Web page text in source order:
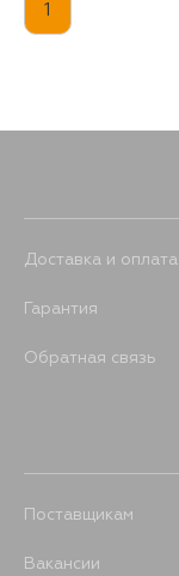
1
Доставка и оплата
Гарантия
Обратная связь
Поставщикам
Вакансии